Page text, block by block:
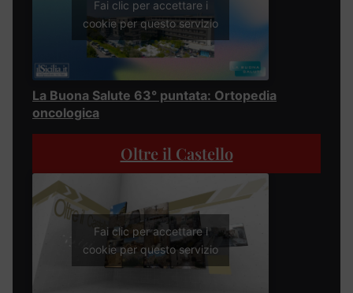
Fai clic per accettare i
cookie per questo servizio
La Buona Salute 63° puntata: Ortopedia
oncologica
Oltre il Castello
Fai clic per accettare i
cookie per questo servizio